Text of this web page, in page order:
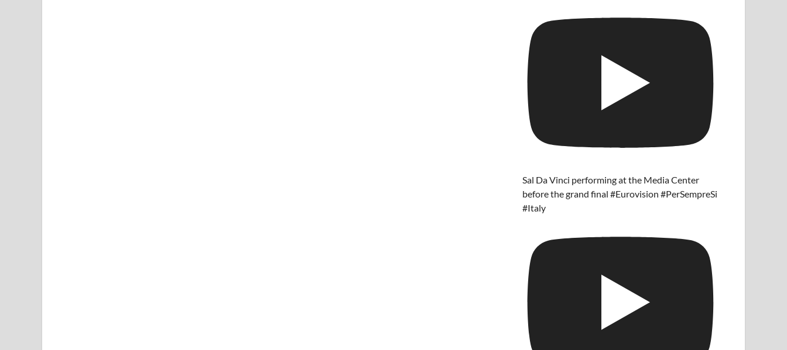
Sal Da Vinci performing at the Media Center
before the grand final #Eurovision #PerSempreSi
#Italy